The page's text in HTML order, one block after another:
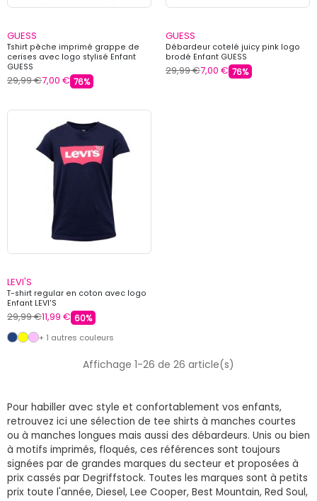
GUESS
Tshirt pêche imprimé grappe de
cerises avec logo stylisé Enfant
GUESS
29,99 €7,00 € 76%
GUESS
Débardeur cotelé juicy pink logo
brodé Enfant GUESS
29,99 €7,00 € 76%
LEVI'S
T-shirt regular en coton avec logo
Enfant LEVI'S
29,99 €11,99 € 60%
+ 1 autres couleurs
Affichage 1-26 de 26 article(s)
Pour habiller avec style et confortablement vos enfants,
retrouvez ici une sélection de tee shirts à manches courtes
ou à manches longues mais aussi des débardeurs. Unis ou bien
à motifs imprimés, floqués, ces références sont toujours
signées par de grandes marques du secteur et proposées à
prix cassés par Degriffstock. Toutes les marques sont à petits
prix toute l'année, Diesel, Lee Cooper, Best Mountain, Red Soul,